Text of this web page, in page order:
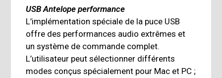
USB Antelope performance
L’implémentation spéciale de la puce USB
offre des performances audio extrêmes et
un système de commande complet.
L’utilisateur peut sélectionner différents
modes conçus spécialement pour Mac et PC ;